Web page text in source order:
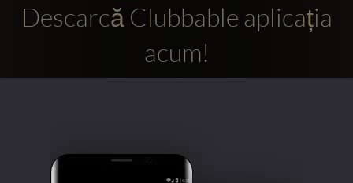
Descarcă Clubbable aplicația
acum!